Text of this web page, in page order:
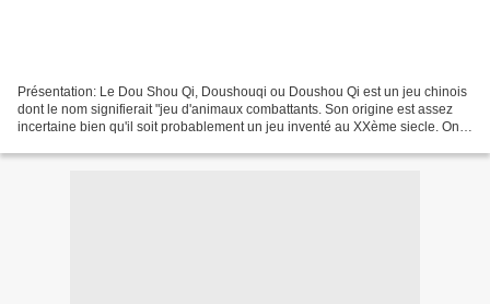
Présentation: Le Dou Shou Qi, Doushouqi ou Doushou Qi est un jeu chinois
dont le nom signifierait "jeu d'animaux combattants. Son origine est assez
incertaine bien qu'il soit probablement un jeu inventé au XXème siecle. On